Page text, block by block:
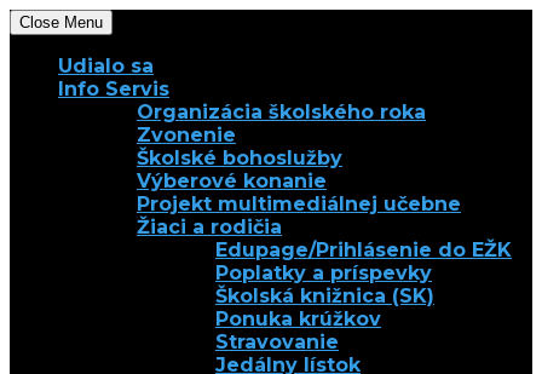
Close Menu
Udialo sa
Info Servis
Organizácia školského roka
Zvonenie
Školské bohoslužby
Výberové konanie
Projekt multimediálnej učebne
Žiaci a rodičia
Edupage/Prihlásenie do EŽK
Poplatky a príspevky
Školská knižnica (SK)
Ponuka krúžkov
Stravovanie
Jedálny lístok